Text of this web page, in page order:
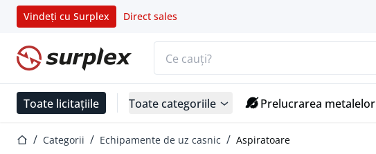
Vindeți cu Surplex Direct sales
Pagina de start
Toate licitațiile Toate categoriile Prelucrarea metalelor
Pagina de start
Categorii Echipamente de uz casnic Aspiratoare